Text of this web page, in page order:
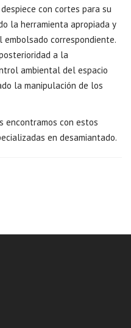
con cortes para su
la herramienta apropiada y
correspondiente.
a la
ambiental del espacio
la manipulación de los
encontramos con estos
en desamiantado.